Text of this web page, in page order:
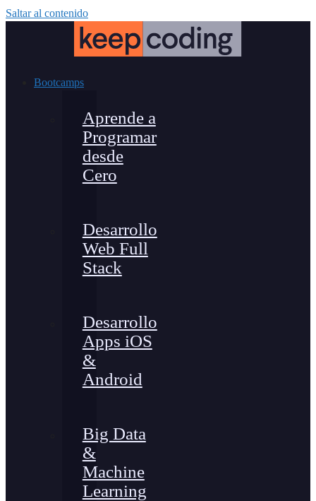
Saltar al contenido
Bootcamps
Aprende a
Programar
desde
Cero
Desarrollo
Web Full
Stack
Desarrollo
Apps iOS
&
Android
Big Data
&
Machine
Learning